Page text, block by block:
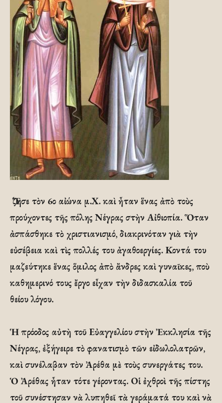
Ἔζησε τὸν 6ο αἰώνα μ.Χ. καὶ ἦταν ἕνας ἀπὸ τοὺς
προύχοντες τῆς πόλης Νέγρας στὴν Αἰθιοπία. Ὅταν
ἀσπάσθηκε τὸ χριστιανισμό, διακρινόταν γιὰ τὴν
εὐσέβεια καὶ τὶς πολλές του ἀγαθοεργίες. Κοντά του
μαζεύτηκε ἕνας ὅμιλος ἀπὸ ἄνδρες καὶ γυναῖκες, ποὺ
καθημερινό τους ἔργο εἶχαν τὴν διδασκαλία τοῦ
θείου λόγου.
Ἡ πρόοδος αὐτὴ τοῦ Εὐαγγελίου στὴν Ἐκκλησία τῆς
Νέγρας, ἐξήγειρε τὸ φανατισμὸ τῶν εἰδωλολατρῶν,
καὶ συνέλαβαν τὸν Ἀρέθα μὲ τοὺς συνεργάτες του.
Ὁ Ἀρέθας ἦταν τότε γέροντας. Οἱ ἐχθροὶ τῆς πίστης
τοῦ συνέστησαν νὰ λυπηθεῖ τὰ γεράματά του καὶ νὰ